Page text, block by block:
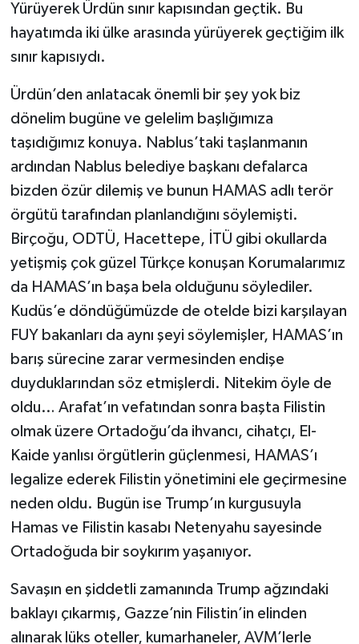
Yürüyerek Ürdün sınır kapısından geçtik. Bu
hayatımda iki ülke arasında yürüyerek geçtiğim ilk
sınır kapısıydı.
Ürdün’den anlatacak önemli bir şey yok biz
dönelim bugüne ve gelelim başlığımıza
taşıdığımız konuya. Nablus’taki taşlanmanın
ardından Nablus belediye başkanı defalarca
bizden özür dilemiş ve bunun HAMAS adlı terör
örgütü tarafından planlandığını söylemişti.
Birçoğu, ODTÜ, Hacettepe, İTÜ gibi okullarda
yetişmiş çok güzel Türkçe konuşan Korumalarımız
da HAMAS’ın başa bela olduğunu söylediler.
Kudüs’e döndüğümüzde de otelde bizi karşılayan
FUY bakanları da aynı şeyi söylemişler, HAMAS’ın
barış sürecine zarar vermesinden endişe
duyduklarından söz etmişlerdi. Nitekim öyle de
oldu… Arafat’ın vefatından sonra başta Filistin
olmak üzere Ortadoğu’da ihvancı, cihatçı, El-
Kaide yanlısı örgütlerin güçlenmesi, HAMAS’ı
legalize ederek Filistin yönetimini ele geçirmesine
neden oldu. Bugün ise Trump’ın kurgusuyla
Hamas ve Filistin kasabı Netenyahu sayesinde
Ortadoğuda bir soykırım yaşanıyor.
Savaşın en şiddetli zamanında Trump ağzındaki
baklayı çıkarmış, Gazze’nin Filistin’in elinden
alınarak lüks oteller, kumarhaneler, AVM’lerle